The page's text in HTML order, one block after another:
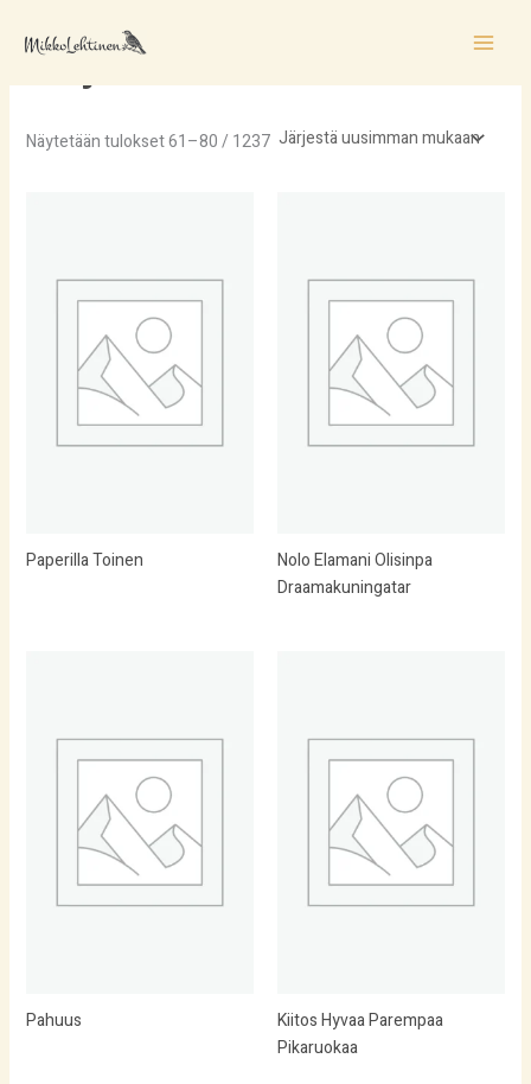
sisältöön
Kirjat
Näytetään tulokset 61–80 / 1237
Paperilla Toinen
Nolo Elamani Olisinpa
Draamakuningatar
Pahuus
Kiitos Hyvaa Parempaa
Pikaruokaa